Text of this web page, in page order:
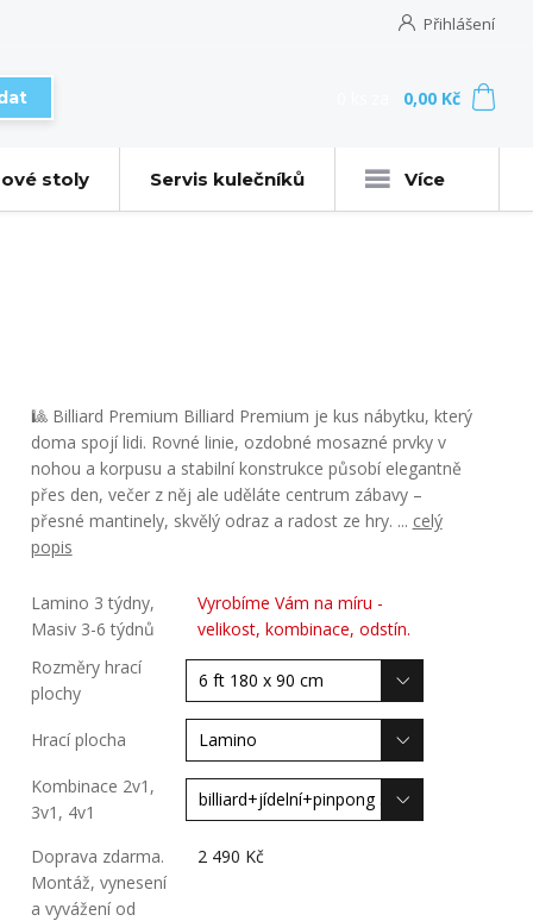
Přihlášení
0,00 Kč
stoly Servis kulečníků Více
🎱 Billiard Premium Billiard Premium je kus nábytku, který
doma spojí lidi. Rovné linie, ozdobné mosazné prvky v
nohou a korpusu a stabilní konstrukce působí elegantně
přes den, večer z něj ale uděláte centrum zábavy –
přesné mantinely, skvělý odraz a radost ze hry. ... celý
popis
Lamino 3 týdny,
Masiv 3-6 týdnů
Vyrobíme Vám na míru -
velikost, kombinace, odstín.
Rozměry hrací
plochy
Hrací plocha
Kombinace 2v1,
3v1, 4v1
Doprava zdarma.
Montáž, vynesení
a vyvážení od
2 490 Kč